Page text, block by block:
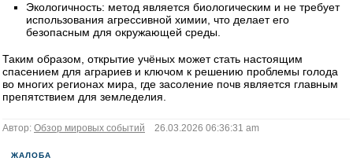
Экологичность: метод является биологическим и не требует
использования агрессивной химии, что делает его
безопасным для окружающей среды.
Таким образом, открытие учёных может стать настоящим
спасением для аграриев и ключом к решению проблемы голода
во многих регионах мира, где засоление почв является главным
препятствием для земледелия.
Автор: Обзор мировых событий 26.03.2026 06:36:31 am
ЖАЛОБА